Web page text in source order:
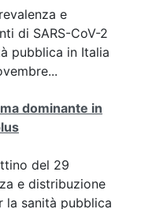
e
di SARS-CoV-2
pubblica in Italia
dominante in
del 29
e distribuzione
la sanità pubblica